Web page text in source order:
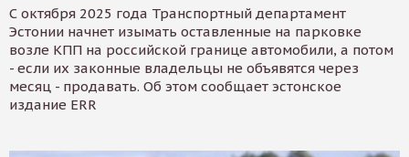
С октября 2025 года Транспортный департамент
Эстонии начнет изымать оставленные на парковке
возле КПП на российской границе автомобили, а потом
- если их законные владельцы не объявятся через
месяц - продавать. Об этом сообщает эстонское
издание ERR